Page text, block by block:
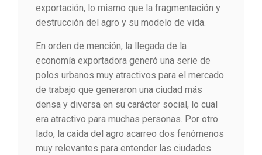
exportación, lo mismo que la fragmentación y
destrucción del agro y su modelo de vida.
En orden de mención, la llegada de la
economía exportadora generó una serie de
polos urbanos muy atractivos para el mercado
de trabajo que generaron una ciudad más
densa y diversa en su carácter social, lo cual
era atractivo para muchas personas. Por otro
lado, la caída del agro acarreo dos fenómenos
muy relevantes para entender las ciudades